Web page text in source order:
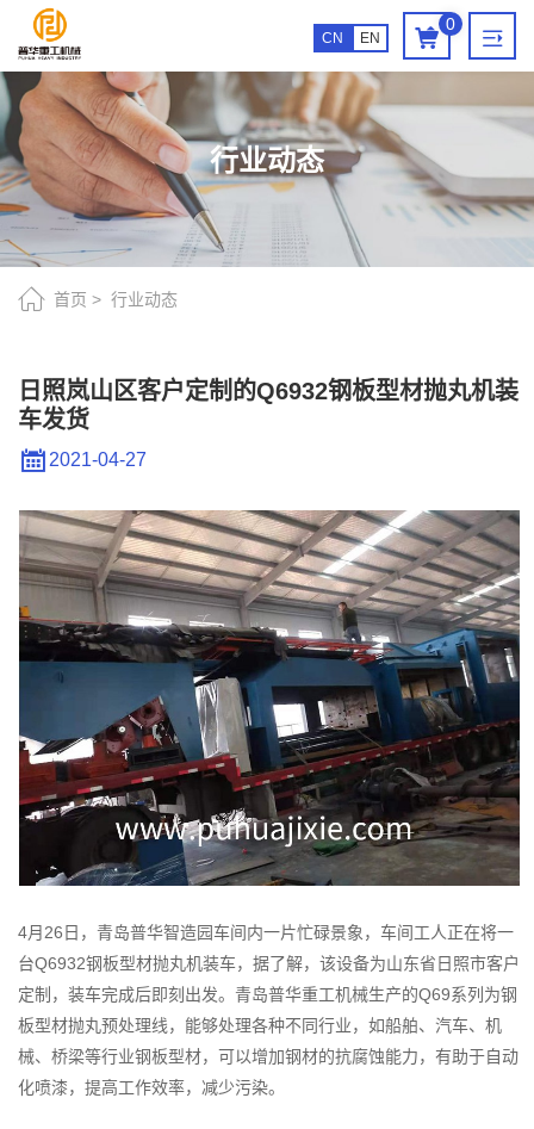
0
CN EN
日
照
岚
山
区
客
户
定
的
Q6932
钢
板
型
材
抛
丸
装
车
发
行业动态
首页 行业动态
日照岚山区客户定制的Q6932钢板型材抛丸机装
车发货
2021-04-27
4月26日，青岛普华智造园车间内一片忙碌景象，车间工人正在将一
台Q6932钢板型材抛丸机装车，据了解，该设备为山东省日照市客户
定制，装车完成后即刻出发。青岛普华重工机械生产的Q69系列为钢
板型材抛丸预处理线，能够处理各种不同行业，如船舶、汽车、机
械、桥梁等行业钢板型材，可以增加钢材的抗腐蚀能力，有助于自动
化喷漆，提高工作效率，减少污染。